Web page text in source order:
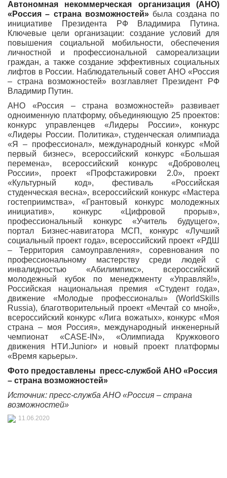
Автономная некоммерческая организация (АНО)
«Россия – страна возможностей» была создана по
инициативе Президента РФ Владимира Путина.
Ключевые цели организации: создание условий для
повышения социальной мобильности, обеспечения
личностной и профессиональной самореализации
граждан, а также создание эффективных социальных
лифтов в России. Наблюдательный совет АНО «Россия
– страна возможностей» возглавляет Президент РФ
Владимир Путин.
АНО «Россия – страна возможностей» развивает
одноименную платформу, объединяющую 25 проектов:
конкурс управленцев «Лидеры России», конкурс
«Лидеры России. Политика», студенческая олимпиада
«Я – профессионал», международный конкурс «Мой
первый бизнес», всероссийский конкурс «Большая
перемена», всероссийский конкурс «Доброволец
России», проект «Профстажировки 2.0», проект
«Культурный код», фестиваль «Российская
студенческая весна», всероссийский конкурс «Мастера
гостеприимства», «Грантовый конкурс молодежных
инициатив», конкурс «Цифровой прорыв»,
профессиональный конкурс «Учитель будущего»,
портал Бизнес-навигатора МСП, конкурс «Лучший
социальный проект года», всероссийский проект «РДШ
– Территория самоуправления», соревнования по
профессиональному мастерству среди людей с
инвалидностью «Абилимпикс», всероссийский
молодежный кубок по менеджменту «Управляй!»,
Российская национальная премия «Студент года»,
движение «Молодые профессионалы» (WorldSkills
Russia), благотворительный проект «Мечтай со мной»,
всероссийский конкурс «Лига вожатых», конкурс «Моя
страна – моя Россия», международный инженерный
чемпионат «CASE-IN», «Олимпиада Кружкового
движения НТИ.Junior» и новый проект платформы
«Время карьеры».
Фото предоставлены пресс-службой АНО «Россия
– страна возможностей»
Источник: пресс-служба АНО «Россия – страна
возможностей»
11.06.2020